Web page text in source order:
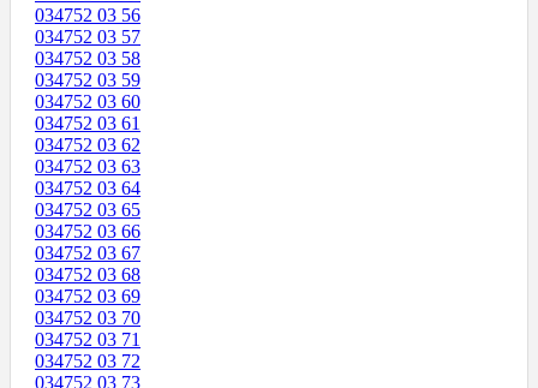
034752 03 56
034752 03 57
034752 03 58
034752 03 59
034752 03 60
034752 03 61
034752 03 62
034752 03 63
034752 03 64
034752 03 65
034752 03 66
034752 03 67
034752 03 68
034752 03 69
034752 03 70
034752 03 71
034752 03 72
034752 03 73